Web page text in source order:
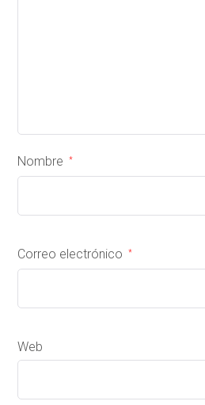
Nombre *
Correo electrónico *
Web